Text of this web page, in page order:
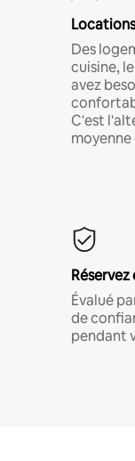
Des
cuisine,
avez
C'est
Évalué
de
pendant